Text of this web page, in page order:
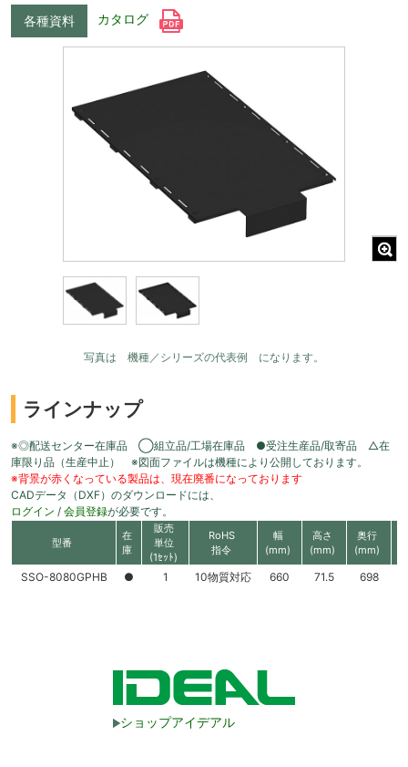
各種資料 カタログ
写真は 機種／シリーズの代表例 になります。
ラインナップ
※◎配送センター在庫品 ◯組立品/工場在庫品 ●受注生産品/取寄品 △在
庫限り品（生産中止） ※図面ファイルは機種により公開しております。
※背景が赤くなっている製品は、現在廃番になっております
CADデータ（DXF）のダウンロードには、
ログイン / 会員登録が必要です。
型番
在
庫
販売
単位
(1ｾｯﾄ)
RoHS
指令
幅
(mm)
高さ
(mm)
奥行
(mm)
SSO-8080GPHB ● 1 10物質対応 660 71.5 698
ショップアイデアル